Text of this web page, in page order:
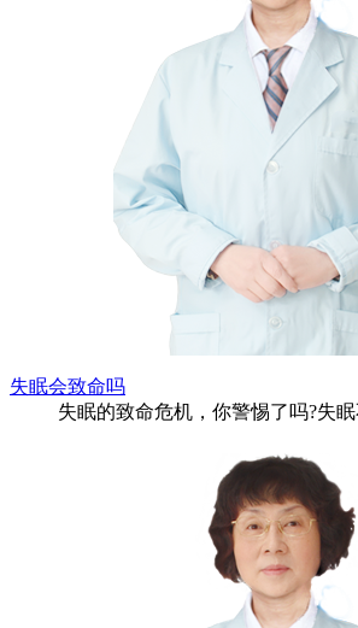
失眠会致命吗
失眠的致命危机，你警惕了吗?失